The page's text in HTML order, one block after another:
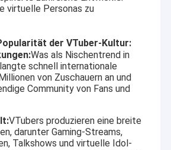
virtuelle Personas zu
der VTuber-Kultur:
Was als Nischentrend in
schnell internationale
von Zuschauern an und
Community von Fans und
VTubers produzieren eine breite
darunter Gaming-Streams,
Talkshows und virtuelle Idol-